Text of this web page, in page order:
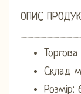
ОПИС
Склад
Розмір: